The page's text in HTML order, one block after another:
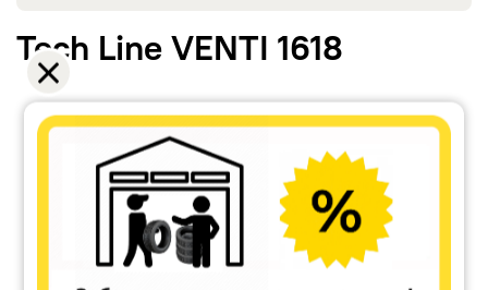
Tech Line VENTI 1618